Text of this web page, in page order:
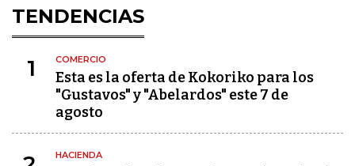
TENDENCIAS
1 COMERCIO
Esta es la oferta de Kokoriko para los
"Gustavos" y "Abelardos" este 7 de
agosto
HACIENDA